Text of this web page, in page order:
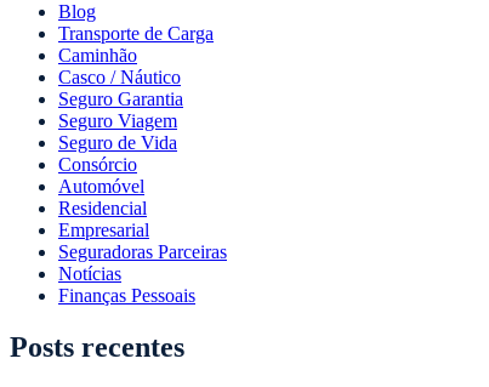
Blog
Transporte de Carga
Caminhão
Casco / Náutico
Seguro Garantia
Seguro Viagem
Seguro de Vida
Consórcio
Automóvel
Residencial
Empresarial
Seguradoras Parceiras
Notícias
Finanças Pessoais
Posts recentes